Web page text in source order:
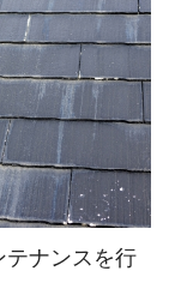
テナンスを行